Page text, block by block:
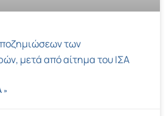
των
μετά από αίτημα του ΙΣΑ
»